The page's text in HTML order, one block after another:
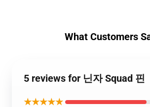
What Customers
5 reviews for 닌자 Squad 핀
★★★★★